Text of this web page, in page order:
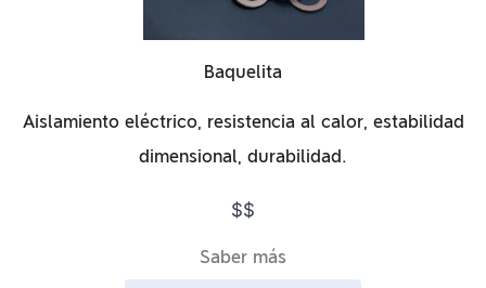
Baquelita
Aislamiento eléctrico, resistencia al calor, estabilidad
dimensional, durabilidad.
$$
Saber más